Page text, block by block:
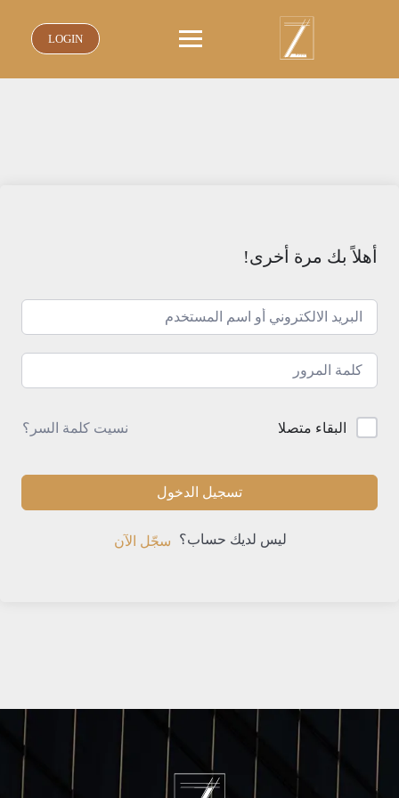
LOGIN
أهلاً بك مرة أخرى!
البقاء متصلا نسيت كلمة السر؟
تسجيل الدخول
ليس لديك حساب؟ سجّل الآن